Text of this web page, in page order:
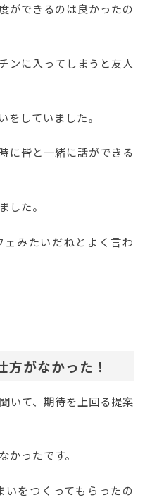
ができるのは良かったの
ンに入ってしまうと友人
をしていました。
に皆と一緒に話ができる
した。
みたいだねとよく言わ
方がなかった！
いて、期待を上回る提案
かったです。
をつくってもらったの